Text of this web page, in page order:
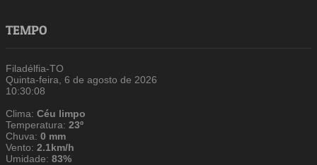
TEMPO
Filadélfia-TO
Quinta-feira, 6 de agosto de 2026
10:30:09
Clima:Céu limpo
Temperatura:23º
Chuva:0 mm
Vento:2.1km/h
Umidade:83%